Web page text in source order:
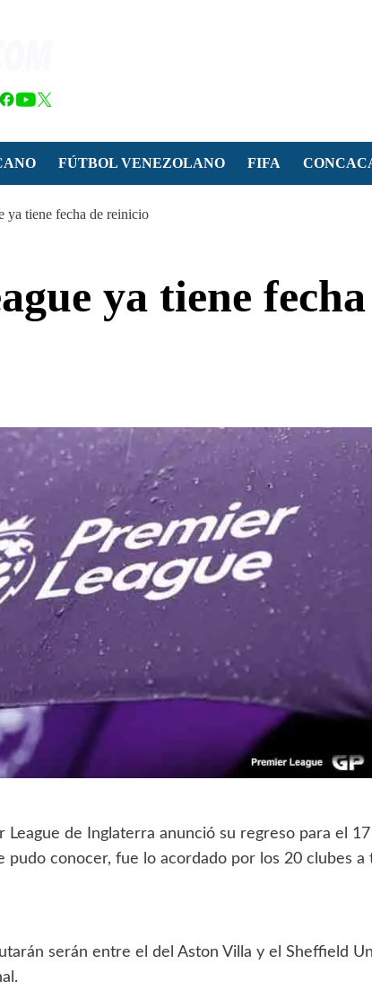
FÚTBOL VENEZOLANO FIFA
ya tiene fecha de reinicio
ya tiene
League de Inglaterra anunció su regreso para el
pudo conocer, fue lo acordado por los 20 clubes a
serán entre el del Aston Villa y el Sheffield